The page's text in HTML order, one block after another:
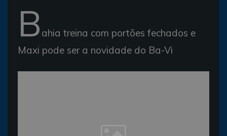
B ahia treina com portões fechados e
Maxi pode ser a novidade do Ba-Vi